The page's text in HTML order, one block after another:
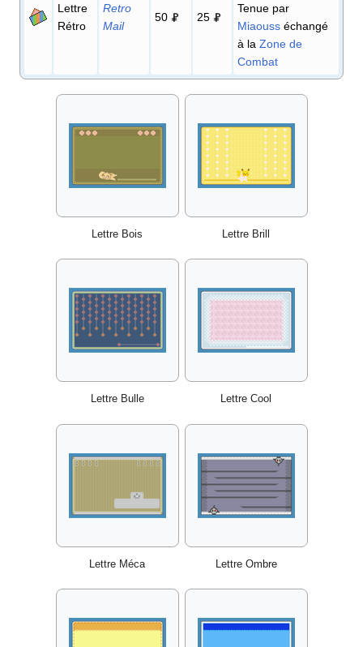
Lettre
Rétro
Retro
Mail
50 25
Tenue par
Miaouss échangé
à la Zone de
Combat
Lettre Bois Lettre Brill
Lettre Bulle Lettre Cool
Lettre Méca Lettre Ombre